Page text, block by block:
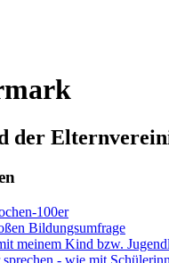
der
100er
Bildungsumfrage
meinem Kind bzw.
- wie mit